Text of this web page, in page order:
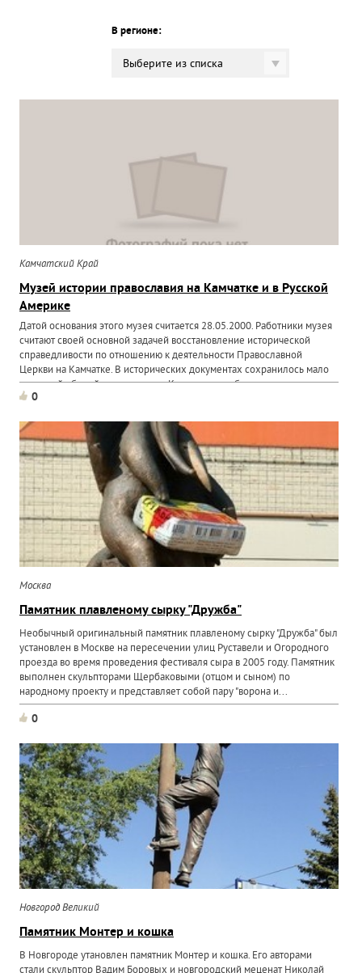
В регионе:
Выберите из списка
Камчатский Край
Музей истории православия на Камчатке и в Русской
Америке
Датой основания этого музея считается 28.05.2000. Работники музея
считают своей основной задачей восстановление исторической
справедливости по отношению к деятельности Православной
Церкви на Камчатке. В исторических документах сохранилось мало
сведений об этой деятельности. Кроме того, работники...
0
Москва
Памятник плавленому сырку "Дружба"
Необычный оригинальный памятник плавленому сырку "Дружба" был
установлен в Москве на пересечении улиц Руставели и Огородного
проезда во время проведения фестиваля сыра в 2005 году. Памятник
выполнен скульпторами Щербаковыми (отцом и сыном) по
народному проекту и представляет собой пару "ворона и...
0
Новгород Великий
Памятник Монтер и кошка
В Новгороде утановлен памятник Монтер и кошка. Его авторами